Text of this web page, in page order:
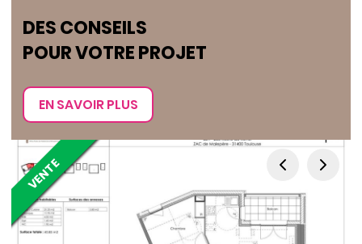
DES CONSEILS
POUR VOTRE PROJET
EN SAVOIR PLUS
VENTE